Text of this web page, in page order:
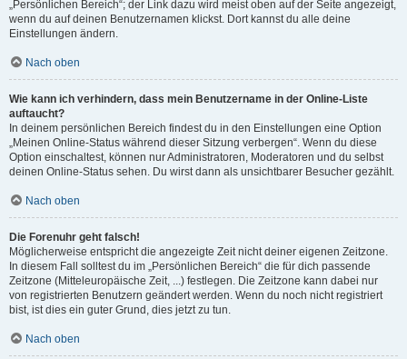
„Persönlichen Bereich“; der Link dazu wird meist oben auf der Seite angezeigt,
wenn du auf deinen Benutzernamen klickst. Dort kannst du alle deine
Einstellungen ändern.
Nach oben
Wie kann ich verhindern, dass mein Benutzername in der Online-Liste
auftaucht?
In deinem persönlichen Bereich findest du in den Einstellungen eine Option
„Meinen Online-Status während dieser Sitzung verbergen“. Wenn du diese
Option einschaltest, können nur Administratoren, Moderatoren und du selbst
deinen Online-Status sehen. Du wirst dann als unsichtbarer Besucher gezählt.
Nach oben
Die Forenuhr geht falsch!
Möglicherweise entspricht die angezeigte Zeit nicht deiner eigenen Zeitzone.
In diesem Fall solltest du im „Persönlichen Bereich“ die für dich passende
Zeitzone (Mitteleuropäische Zeit, ...) festlegen. Die Zeitzone kann dabei nur
von registrierten Benutzern geändert werden. Wenn du noch nicht registriert
bist, ist dies ein guter Grund, dies jetzt zu tun.
Nach oben